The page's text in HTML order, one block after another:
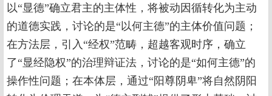
以“显德”确立君主的主体性，将被动因循转化为主动
的道德实践，讨论的是“以何主德”的主体价值问题；
在方法层，引入“经权”范畴，超越客观时序，确立
了“显经隐权”的治理辩证法，讨论的是“如何主德”的
操作性问题；在本体层，通过“阳尊阴卑”将自然阴阳